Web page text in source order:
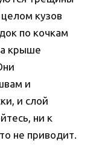
кузов
по кочкам
крыше
и
и слой
ни к
не приводит.